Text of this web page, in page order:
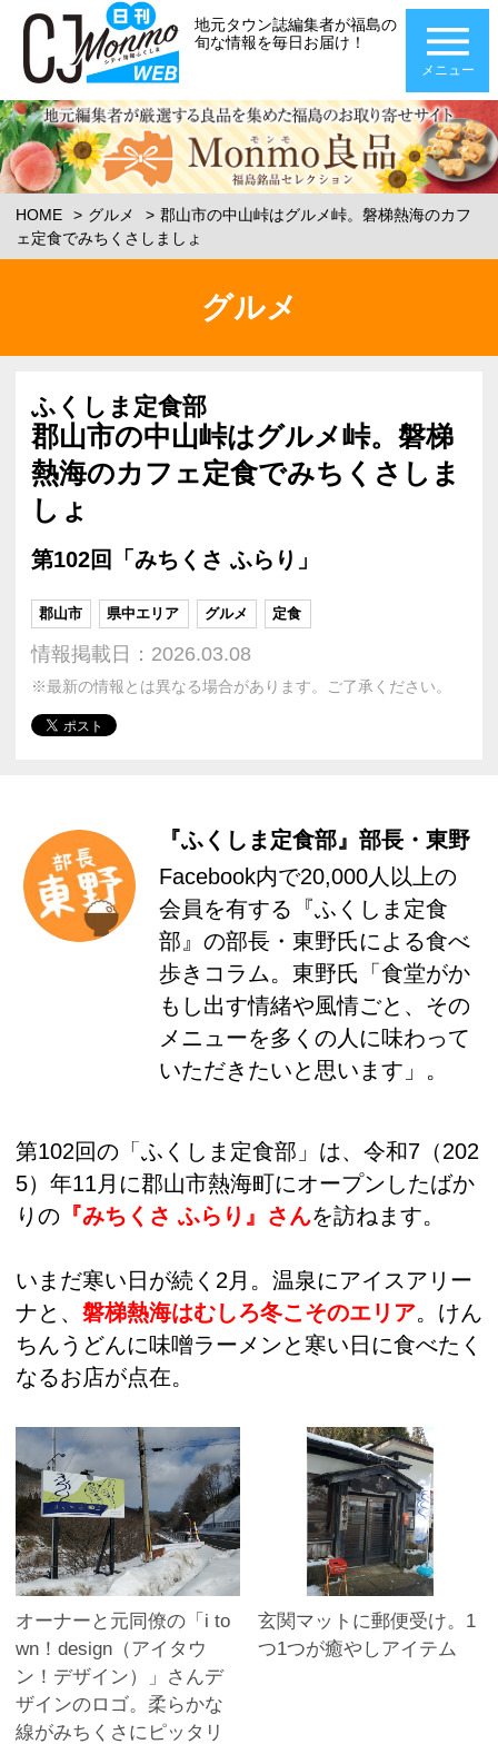
地元タウン誌編集者が福島の
旬な情報を毎日お届け！
メニュー
HOME グルメ
郡山市の中山峠はグルメ峠。磐梯熱海のカフ
ェ定食でみちくさしましょ
グルメ
ふくしま定食部
郡山市の中山峠はグルメ峠。磐梯
熱海のカフェ定食でみちくさしま
しょ
第102回「みちくさ ふらり」
郡山市 県中エリア グルメ 定食
情報掲載日：2026.03.08
※最新の情報とは異なる場合があります。ご了承ください。
『ふくしま定食部』部長・東野
Facebook内で20,000人以上の
会員を有する『ふくしま定食
部』の部長・東野氏による食べ
歩きコラム。東野氏「食堂がか
もし出す情緒や風情ごと、その
メニューを多くの人に味わって
いただきたいと思います」。
第102回の「ふくしま定食部」は、令和7（202
5）年11月に郡山市熱海町にオープンしたばか
りの 『みちくさ ふらり』さんを訪ねます。
いまだ寒い日が続く2月。温泉にアイスアリー
ナと、 磐梯熱海はむしろ冬こそのエリア。けん
ちんうどんに味噌ラーメンと寒い日に食べたく
なるお店が点在。
オーナーと元同僚の「i to
wn！design（アイタウ
ン！デザイン）」さんデ
ザインのロゴ。柔らかな
線がみちくさにピッタリ
玄関マットに郵便受け。1
つ1つが癒やしアイテム